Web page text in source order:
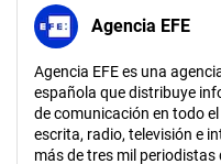
Agencia EFE
Agencia EFE es una
española que distribuye
de comunicación en todo
escrita, radio, televisión e
más de tres mil